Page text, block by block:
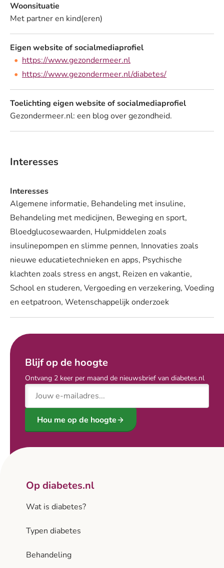
Woonsituatie
Met partner en kind(eren)
Eigen website of socialmediaprofiel
https://www.gezondermeer.nl
https://www.gezondermeer.nl/diabetes/
Toelichting eigen website of socialmediaprofiel
Gezondermeer.nl: een blog over gezondheid.
Interesses
Interesses
Algemene informatie, Behandeling met insuline,
Behandeling met medicijnen, Beweging en sport,
Bloedglucosewaarden, Hulpmiddelen zoals
insulinepompen en slimme pennen, Innovaties zoals
nieuwe educatietechnieken en apps, Psychische
klachten zoals stress en angst, Reizen en vakantie,
School en studeren, Vergoeding en verzekering, Voeding
en eetpatroon, Wetenschappelijk onderzoek
Blijf op de hoogte
Ontvang 2 keer per maand de nieuwsbrief van diabetes.nl
E-mailadres
Hou me op de hoogte
Op diabetes.nl
Wat is diabetes?
Typen diabetes
Behandeling